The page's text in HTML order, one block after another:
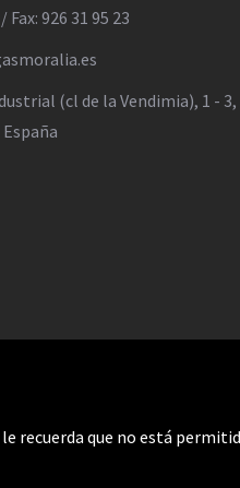
Fax: 926 31 95 23
(cl de la Vendimia), 1 -
recuerda que no está